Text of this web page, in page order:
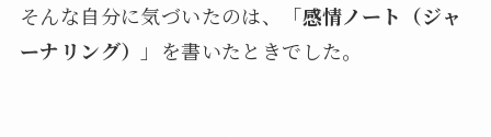
そんな自分に気づいたのは、「感情ノート（ジャ
ーナリング）
」を書いたときでした。